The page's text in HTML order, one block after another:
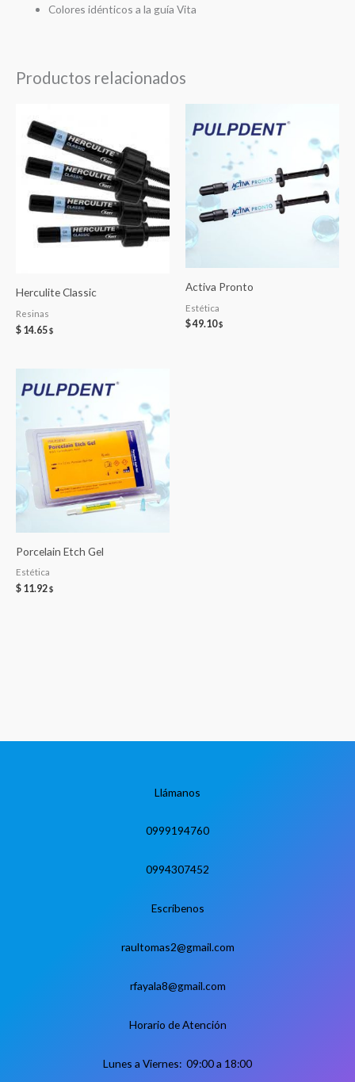
Colores idénticos a la guía Vita
Productos relacionados
Herculite Classic
Resinas
$ 14.65$
Activa Pronto
Estética
$49.10$
Porcelain Etch Gel
Estética
$ 11.92$
Llámanos
0999194760
0994307452
Escríbenos
raultomas2@gmail.com
rfayala8@gmail.com
Horario de Atención
Lunes a Viernes: 09:00 a 18:00